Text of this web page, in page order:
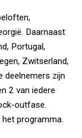
Daarnaast
Portugal,
Zwitserland,
deelnemers zijn
2 van iedere
outfase.
programma.